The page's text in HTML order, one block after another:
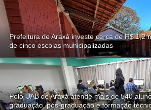
Prefeitura de Araxá investe cerca de R$ 1,2
de cinco escolas municipalizadas
Polo UAB de Araxá atende mais de 540
graduação, pós-graduação e formação